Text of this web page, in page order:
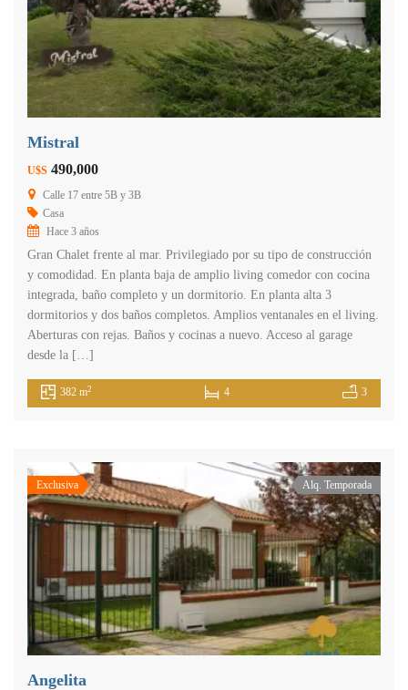
Mistral
U$S 490,000
Calle 17 entre 5B y 3B
Casa
Hace 3 años
Gran Chalet frente al mar. Privilegiado por su tipo de construcción
y comodidad. En planta baja de amplio living comedor con cocina
integrada, baño completo y un dormitorio. En planta alta 3
dormitorios y dos baños completos. Amplios ventanales en el living.
Aberturas con rejas. Baños y cocinas a nuevo. Acceso al garage
desde la […]
382 m2 4 3
Exclusiva Alq. Temporada
Angelita